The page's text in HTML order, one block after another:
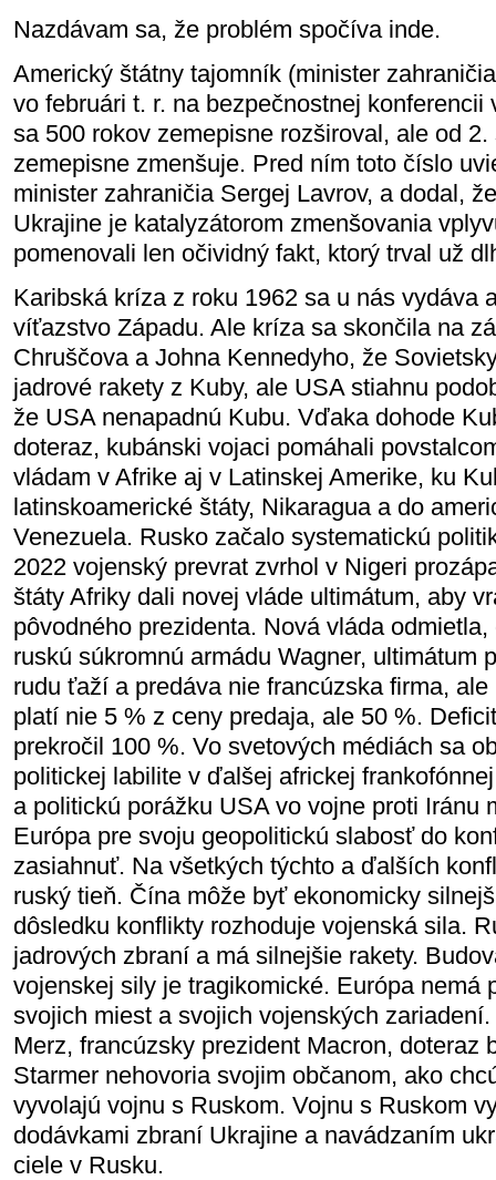
Nazdávam sa, že problém spočíva inde.
Americký štátny tajomník (minister
vo februári t. r. na bezpečnostnej konferencii
sa 500 rokov zemepisne rozširoval, ale od
zemepisne zmenšuje. Pred ním toto číslo
minister zahraničia Sergej Lavrov, a dodal,
Ukrajine je katalyzátorom zmenšovania
pomenovali len očividný fakt, ktorý trval už
Karibská kríza z roku 1962 sa u nás vydáva
víťazstvo Západu. Ale kríza sa skončila na
Chruščova a Johna Kennedyho, že
jadrové rakety z Kuby, ale USA stiahnu
že USA nenapadnú Kubu. Vďaka dohode
doteraz, kubánski vojaci pomáhali
vládam v Afrike aj v Latinskej Amerike, ku
latinskoamerické štáty, Nikaragua a do
Venezuela. Rusko začalo systematickú
2022 vojenský prevrat zvrhol v Nigeri
štáty Afriky dali novej vláde ultimátum, aby
pôvodného prezidenta. Nová vláda
ruskú súkromnú armádu Wagner, ultimátum
rudu ťaží a predáva nie francúzska firma,
platí nie 5 % z ceny predaja, ale 50 %.
prekročil 100 %. Vo svetových médiách sa
politickej labilite v ďalšej africkej
a politickú porážku USA vo vojne proti Iránu
Európa pre svoju geopolitickú slabosť do
zasiahnuť. Na všetkých týchto a ďalších
ruský tieň. Čína môže byť ekonomicky
dôsledku konflikty rozhoduje vojenská sila.
jadrových zbraní a má silnejšie rakety.
vojenskej sily je tragikomické. Európa nemá
svojich miest a svojich vojenských
Merz, francúzsky prezident Macron, doteraz
Starmer nehovoria svojim občanom, ako
vyvolajú vojnu s Ruskom. Vojnu s Ruskom
dodávkami zbraní Ukrajine a navádzaním
ciele v Rusku.